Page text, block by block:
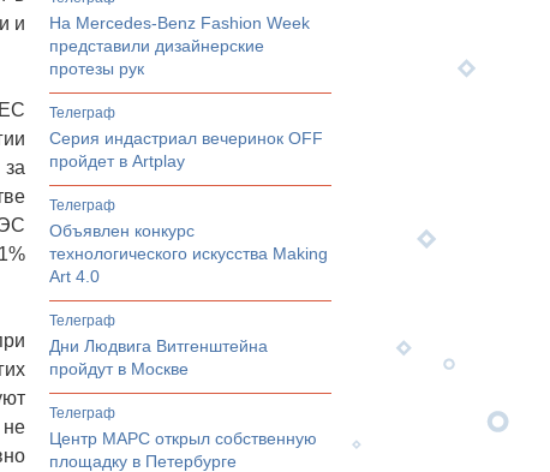
и
На Mercedes-Benz Fashion Week
представили дизайнерские
протезы рук
телеграф
Серия индастриал вечеринок OFF
пройдет в Artplay
телеграф
Объявлен конкурс
технологического искусства Making
Art 4.0
телеграф
Дни Людвига Витгенштейна
пройдут в Москве
телеграф
Центр МАРС открыл собственную
площадку в Петербурге